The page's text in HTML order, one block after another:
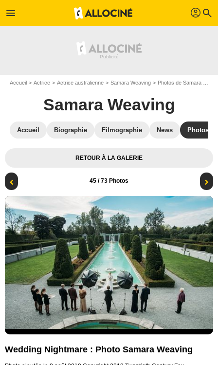
menu profil search
Accueil Actrice Actrice australienne Samara Weaving Photos de Samara Weaving
Samara Weaving
Accueil Biographie Filmographie News Photos
RETOUR À LA GALERIE
45 / 73 Photos
Wedding Nightmare : Photo Samara Weaving